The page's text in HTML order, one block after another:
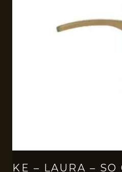
KE – LAURA –